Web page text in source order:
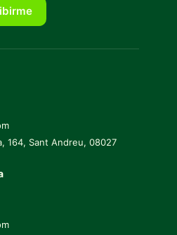
164, Sant Andreu, 08027